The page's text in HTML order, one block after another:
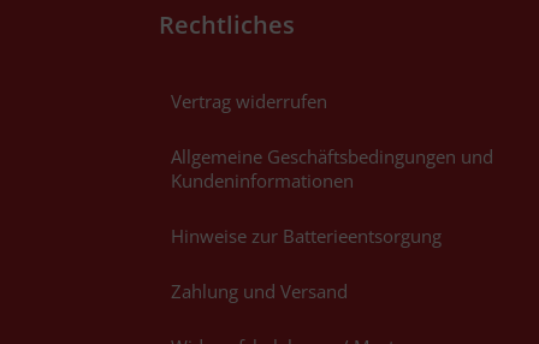
Rechtliches
Vertrag widerrufen
Allgemeine Geschäftsbedingungen und
Kundeninformationen
Hinweise zur Batterieentsorgung
Zahlung und Versand